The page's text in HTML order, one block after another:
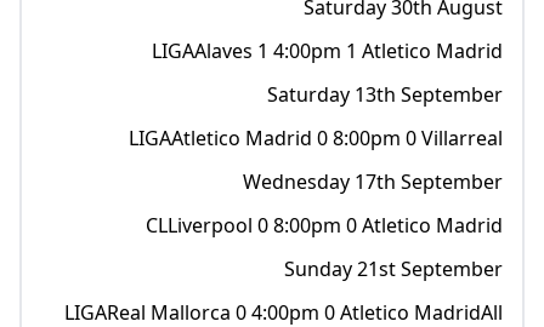
Saturday 30th August
LIGAAlaves 1 4:00pm 1 Atletico Madrid
Saturday 13th September
LIGAAtletico Madrid 0 8:00pm 0 Villarreal
Wednesday 17th September
CLLiverpool 0 8:00pm 0 Atletico Madrid
Sunday 21st September
LIGAReal Mallorca 0 4:00pm 0 Atletico MadridAll